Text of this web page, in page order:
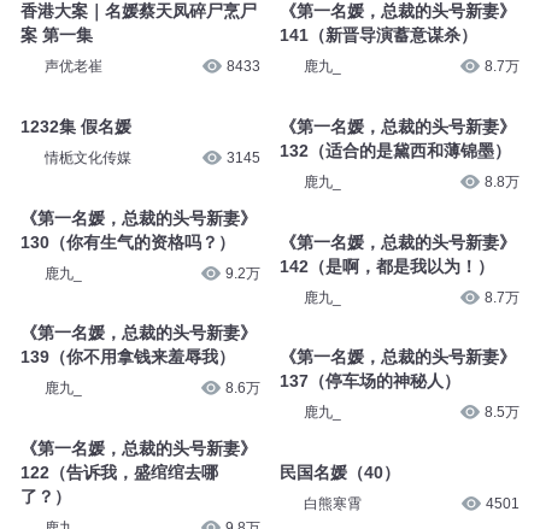
香港大案｜名媛蔡天凤碎尸烹尸
案 第一集
声优老崔 8433
1232集 假名媛
情栀文化传媒 3145
《第一名媛，总裁的头号新妻》
130（你有生气的资格吗？）
鹿九_ 9.2万
《第一名媛，总裁的头号新妻》
139（你不用拿钱来羞辱我）
鹿九_ 8.6万
《第一名媛，总裁的头号新妻》
122（告诉我，盛绾绾去哪
了？）
《第一名媛，总裁的头号新妻》
141（新晋导演蓄意谋杀）
鹿九_ 8.7万
《第一名媛，总裁的头号新妻》
132（适合的是黛西和薄锦墨）
鹿九_ 8.8万
《第一名媛，总裁的头号新妻》
142（是啊，都是我以为！）
鹿九_ 8.7万
《第一名媛，总裁的头号新妻》
137（停车场的神秘人）
鹿九_ 8.5万
民国名媛（40）
白熊寒霄 4501